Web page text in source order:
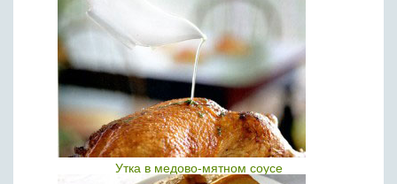
Утка в медово-мятном соусе